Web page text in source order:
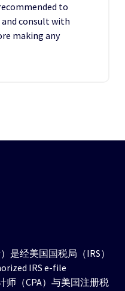
to
consult with
making any
是经美国国税局（IRS）
IRS e-file
师（CPA）与美国注册税